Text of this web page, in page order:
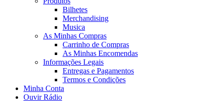
Bilhetes
Merchandising
Musica
As Minhas Compras
Carrinho de Compras
As Minhas Encomendas
Informações Legais
Entregas e Pagamentos
Termos e Condições
Minha Conta
Ouvir Rádio